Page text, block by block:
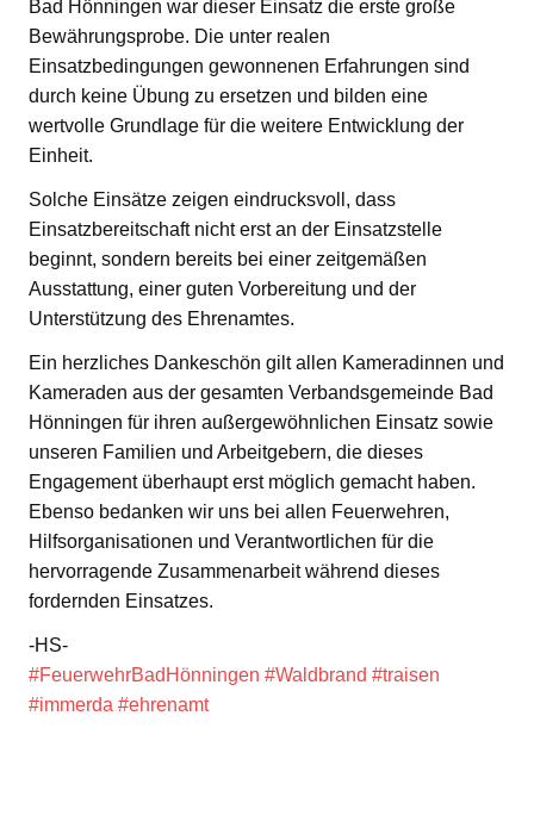
Bad Hönningen war dieser Einsatz die erste große
Bewährungsprobe. Die unter realen
Einsatzbedingungen gewonnenen Erfahrungen sind
durch keine Übung zu ersetzen und bilden eine
wertvolle Grundlage für die weitere Entwicklung der
Einheit.
Solche Einsätze zeigen eindrucksvoll, dass
Einsatzbereitschaft nicht erst an der Einsatzstelle
beginnt, sondern bereits bei einer zeitgemäßen
Ausstattung, einer guten Vorbereitung und der
Unterstützung des Ehrenamtes.
Ein herzliches Dankeschön gilt allen Kameradinnen und
Kameraden aus der gesamten Verbandsgemeinde Bad
Hönningen für ihren außergewöhnlichen Einsatz sowie
unseren Familien und Arbeitgebern, die dieses
Engagement überhaupt erst möglich gemacht haben.
Ebenso bedanken wir uns bei allen Feuerwehren,
Hilfsorganisationen und Verantwortlichen für die
hervorragende Zusammenarbeit während dieses
fordernden Einsatzes.
-HS-
#FeuerwehrBadHönningen #Waldbrand #traisen
#immerda #ehrenamt